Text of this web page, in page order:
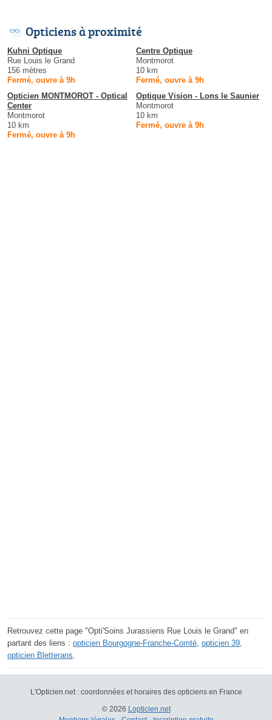
Opticiens à proximité
Kuhni Optique
Rue Louis le Grand
156 mètres
Fermé, ouvre à 9h
Centre Optique
Montmorot
10 km
Fermé, ouvre à 9h
Opticien MONTMOROT - Optical
Center
Montmorot
10 km
Fermé, ouvre à 9h
Optique Vision - Lons le Saunier
Montmorot
10 km
Fermé, ouvre à 9h
Retrouvez cette page "Opti'Soins Jurassiens Rue Louis le Grand" en
partant des liens : opticien Bourgogne-Franche-Comté, opticien 39,
opticien Bletterans.
L'Opticien.net : coordonnées et horaires des opticiens en France
© 2026 Lopticien.net